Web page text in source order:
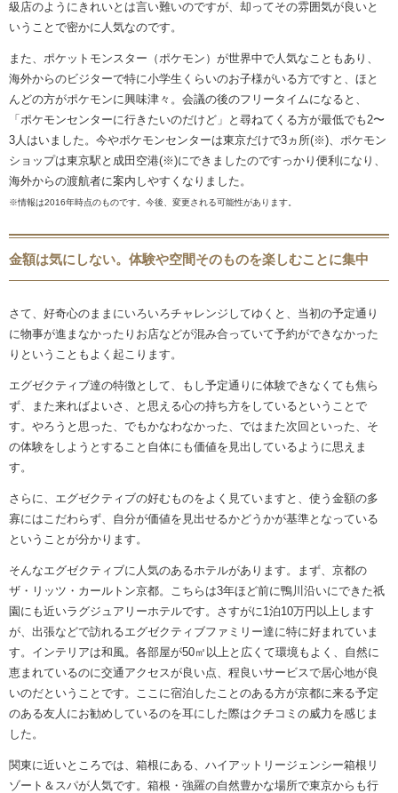
級店のようにきれいとは言い難いのですが、却ってその雰囲気が良いと
いうことで密かに人気なのです。
また、ポケットモンスター（ポケモン）が世界中で人気なこともあり、
海外からのビジターで特に小学生くらいのお子様がいる方ですと、ほと
んどの方がポケモンに興味津々。会議の後のフリータイムになると、
「ポケモンセンターに行きたいのだけど」と尋ねてくる方が最低でも2〜
3人はいました。今やポケモンセンターは東京だけで3ヵ所(※)、ポケモン
ショップは東京駅と成田空港(※)にできましたのですっかり便利になり、
海外からの渡航者に案内しやすくなりました。
※情報は2016年時点のものです。今後、変更される可能性があります。
金額は気にしない。体験や空間そのものを楽しむことに集中
さて、好奇心のままにいろいろチャレンジしてゆくと、当初の予定通り
に物事が進まなかったりお店などが混み合っていて予約ができなかった
りということもよく起こります。
エグゼクティブ達の特徴として、もし予定通りに体験できなくても焦ら
ず、また来ればよいさ、と思える心の持ち方をしているということで
す。やろうと思った、でもかなわなかった、ではまた次回といった、そ
の体験をしようとすること自体にも価値を見出しているように思えま
す。
さらに、エグゼクティブの好むものをよく見ていますと、使う金額の多
寡にはこだわらず、自分が価値を見出せるかどうかが基準となっている
ということが分かります。
そんなエグゼクティブに人気のあるホテルがあります。まず、京都の
ザ・リッツ・カールトン京都。こちらは3年ほど前に鴨川沿いにできた祇
園にも近いラグジュアリーホテルです。さすがに1泊10万円以上します
が、出張などで訪れるエグゼクティブファミリー達に特に好まれていま
す。インテリアは和風。各部屋が50㎡以上と広くて環境もよく、自然に
恵まれているのに交通アクセスが良い点、程良いサービスで居心地が良
いのだということです。ここに宿泊したことのある方が京都に来る予定
のある友人にお勧めしているのを耳にした際はクチコミの威力を感じま
した。
関東に近いところでは、箱根にある、ハイアットリージェンシー箱根リ
ゾート＆スパが人気です。箱根・強羅の自然豊かな場所で東京からも行